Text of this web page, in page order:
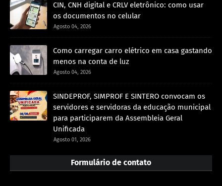
CIN, CNH digital e CRLV eletrônico: como usar
os documentos no celular
Agosto 04, 2026
Como carregar carro elétrico em casa gastando
menos na conta de luz
Agosto 04, 2026
SINDEPROF, SIMPROF E SINTERO convocam os
servidores e servidoras da educação municipal
para participarem da Assembleia Geral
Unificada
Agosto 01, 2026
Formulário de contato